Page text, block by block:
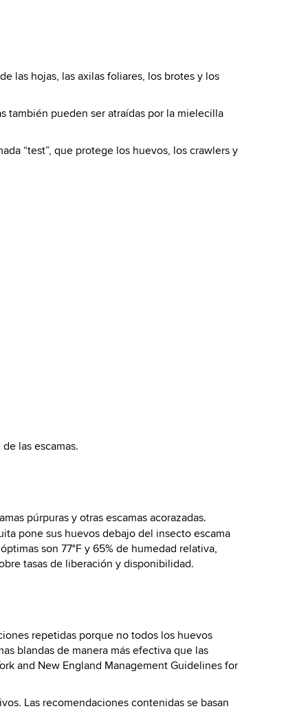
las hojas, las axilas foliares, los brotes y los
también pueden ser atraídas por la mielecilla
“test”, que protege los huevos, los crawlers y
las escamas.
púrpuras y otras escamas acorazadas.
pone sus huevos debajo del insecto escama
son 77°F y 65% de humedad relativa,
tasas de liberación y disponibilidad.
repetidas porque no todos los huevos
blandas de manera más efectiva que las
and New England Management Guidelines for
Las recomendaciones contenidas se basan